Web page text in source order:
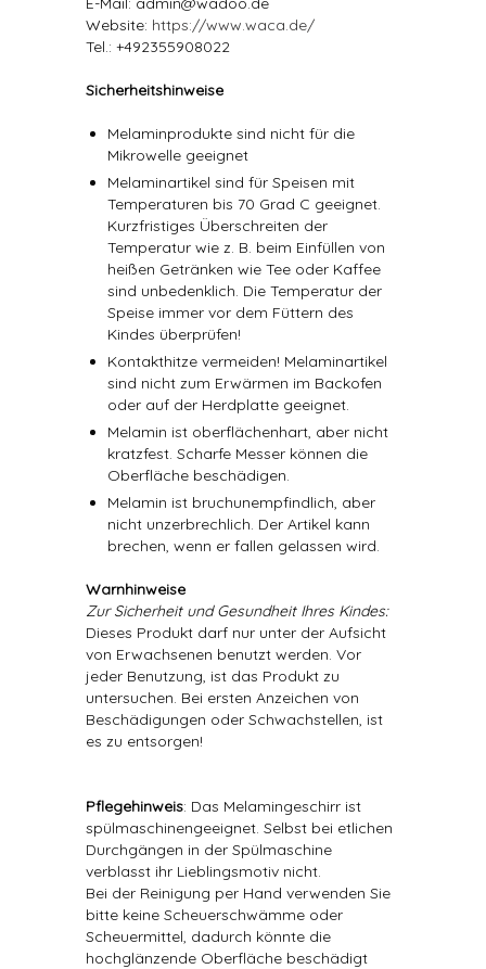
Website: https://www.waca.de/
Tel.: +492355908022
Sicherheitshinweise
Melaminprodukte sind nicht für die
Mikrowelle geeignet
Melaminartikel sind für Speisen mit
Temperaturen bis 70 Grad C geeignet.
Kurzfristiges Überschreiten der
Temperatur wie z. B. beim Einfüllen von
heißen Getränken wie Tee oder Kaffee
sind unbedenklich. Die Temperatur der
Speise immer vor dem Füttern des
Kindes überprüfen!
Kontakthitze vermeiden! Melaminartikel
sind nicht zum Erwärmen im Backofen
oder auf der Herdplatte geeignet.
Melamin ist oberflächenhart, aber nicht
kratzfest. Scharfe Messer können die
Oberfläche beschädigen.
Melamin ist bruchunempfindlich, aber
nicht unzerbrechlich. Der Artikel kann
brechen, wenn er fallen gelassen wird.
Warnhinweise
Zur Sicherheit und Gesundheit Ihres Kindes:
Dieses Produkt darf nur unter der Aufsicht
von Erwachsenen benutzt werden. Vor
jeder Benutzung, ist das Produkt zu
untersuchen. Bei ersten Anzeichen von
Beschädigungen oder Schwachstellen, ist
es zu entsorgen!
Pflegehinweis: Das Melamingeschirr ist
spülmaschinengeeignet. Selbst bei etlichen
Durchgängen in der Spülmaschine
verblasst ihr Lieblingsmotiv nicht.
Bei der Reinigung per Hand verwenden Sie
bitte keine Scheuerschwämme oder
Scheuermittel, dadurch könnte die
hochglänzende Oberfläche beschädigt